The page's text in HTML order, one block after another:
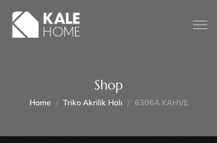
Shop
Home Triko Akrilik Halı 6306A KAHVE